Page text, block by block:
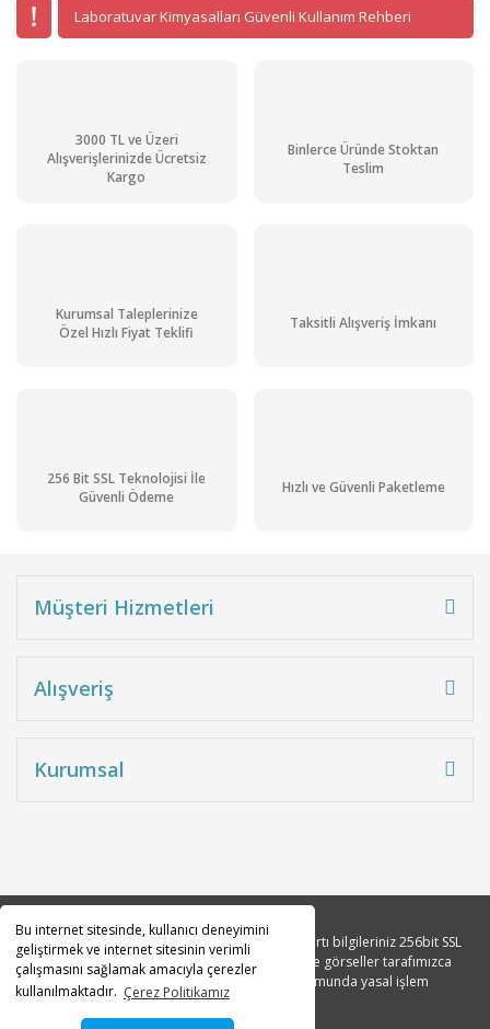
Bu internet sitesinde, kullanıcı deneyimini
geliştirmek ve internet sitesinin verimli
çalışmasını sağlamak amacıyla çerezler
kullanılmaktadır. Çerez Politikamız
ATAGO 3830 PAL-3 Dijital Refraktometre 0.0... 93.0 %Brix
ATAGO 3852 PAL-BX/RI Brix ve RI Refraktometresi % 0.0... 93.0 /
35.699,44 TL + KDV
Laboratuvar Kimyasalları Güvenli Kullanım Rehberi
3000 TL ve Üzeri
Alışverişlerinizde Ücretsiz
Kargo
Binlerce Üründe Stoktan
Teslim
Kurumsal Taleplerinize
Özel Hızlı Fiyat Teklifi
Taksitli Alışveriş İmkanı
256 Bit SSL Teknolojisi İle
Güvenli Ödeme
Hızlı ve Güvenli Paketleme
Müşteri Hizmetleri
Alışveriş
Kurumsal
Copyright 2010© Tüm hakları saklıdır. Kredi kartı bilgileriniz 256bit SSL
sertifikası ile korunmaktadır. Tüm açıklama ve görseller tarafımızca
tasarlanmıştır. İzinsiz kopyalanması durumunda yasal işlem
başlatılacaktır.